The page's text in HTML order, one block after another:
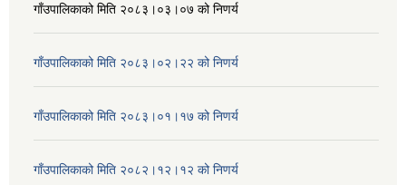
गाँउपालिकाको मिति २०८३।०३।०७ को निणर्य
गाँउपालिकाको मिति २०८३।०२।२२ को निणर्य
गाँउपालिकाको मिति २०८३।०१।१७ को निणर्य
गाँउपालिकाको मिति २०८२।१२।१२ को निणर्य